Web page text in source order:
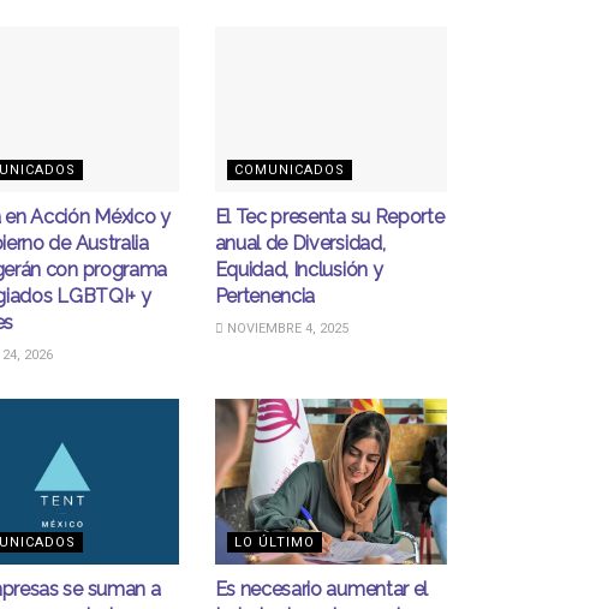
en Acción México y
de Australia
con programa
LGBTQI+ y
2026
COMUNICADOS
El Tec presenta su Reporte
anual de Diversidad,
Equidad, Inclusión y
Pertenencia
NOVIEMBRE 4, 2025
se suman a
LO ÚLTIMO
Es necesario aumentar el